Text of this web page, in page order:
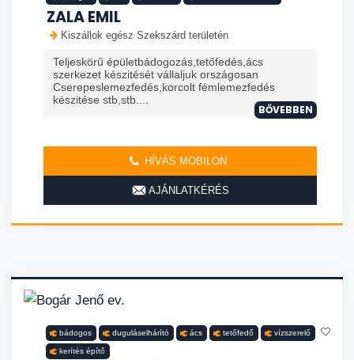
ZALA EMIL
Kiszállok egész Szekszárd területén
Teljeskörű épületbádogozás,tetőfedés,ács
szerkezet készitését vállaljuk országosan
Cserepeslemezfedés,korcolt fémlemezfedés
készitése stb,stb....
BŐVEBBEN
HÍVÁS MOBILON
AJÁNLATKÉRÉS
bádogos duguláselhárító ács tetőfedő vízszerelő
kerítés építő